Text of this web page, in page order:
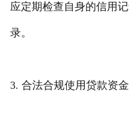
应定期检查自身的信用
录。
3. 合法合规使用贷款资金